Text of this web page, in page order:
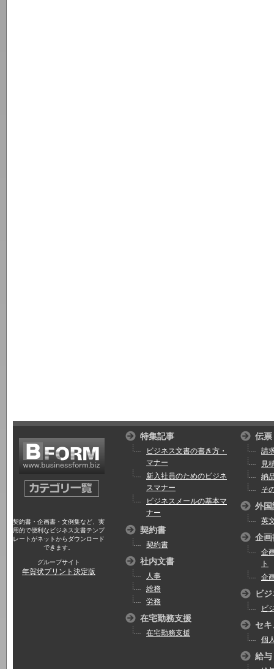
契約書・企画書・文例集など、実
用的で便利なビジネス文書テンプ
レートがネットからダウンロード
できます。
グループサイト
年賀状プリント決定版
特集記事
ビジネス文書の書き方・
マナー
新入社員のためのビジネ
スマナー
ビジネスメールの基本マ
ナー
契約書
契約書
社内文書
人事
総務
労務
在宅勤務支援
在宅勤務支援
伝票
請
見
納
そ
外国
英
企画
企
ト
企
ビ
ビ
セ
個
給与